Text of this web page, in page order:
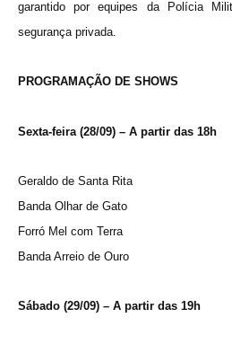
garantido por equipes da Polícia
segurança privada.
PROGRAMAÇÃO DE SHOWS
Sexta-feira (28/09) – A partir das 18h
Geraldo de Santa Rita
Banda Olhar de Gato
Forró Mel com Terra
Banda Arreio de Ouro
Sábado (29/09) – A partir das 19h